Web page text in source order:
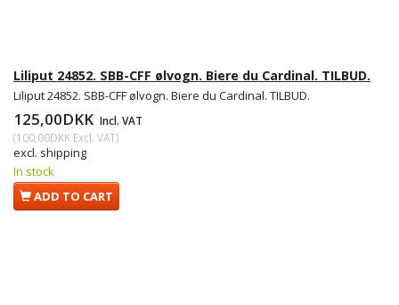
Liliput 24852. SBB-CFF ølvogn. Biere du Cardinal. TILBUD.
Liliput 24852. SBB-CFF ølvogn. Biere du Cardinal. TILBUD.
125,00DKK Incl. VAT
(100,00DKK Excl. VAT)
excl. shipping
In stock
ADD TO CART